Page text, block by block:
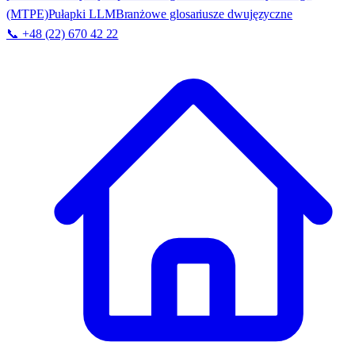
(MTPE)Pułapki LLMBranżowe glosariusze dwujęzyczne
📞 +48 (22) 670 42 22